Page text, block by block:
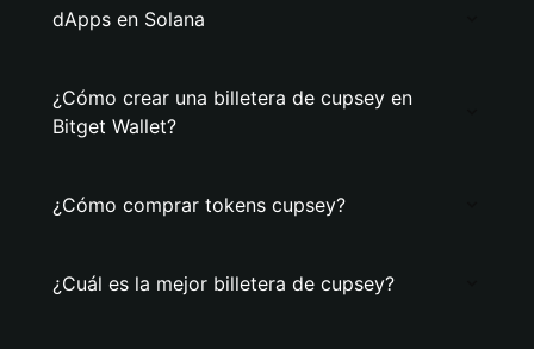
dApps en Solana
¿Cómo crear una billetera de cupsey en
Bitget Wallet?
¿Cómo comprar tokens cupsey?
¿Cuál es la mejor billetera de cupsey?